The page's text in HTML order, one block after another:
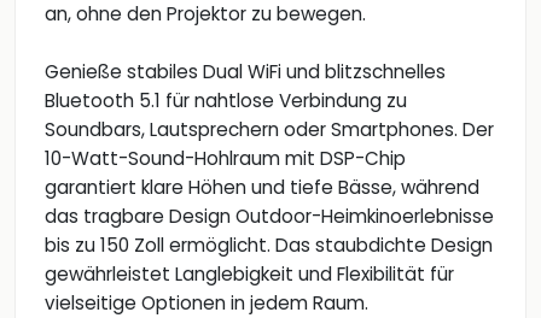
an, ohne den Projektor zu bewegen.
Genieße stabiles Dual WiFi und blitzschnelles
Bluetooth 5.1 für nahtlose Verbindung zu
Soundbars, Lautsprechern oder Smartphones. Der
10-Watt-Sound-Hohlraum mit DSP-Chip
garantiert klare Höhen und tiefe Bässe, während
das tragbare Design Outdoor-Heimkinoerlebnisse
bis zu 150 Zoll ermöglicht. Das staubdichte Design
gewährleistet Langlebigkeit und Flexibilität für
vielseitige Optionen in jedem Raum.